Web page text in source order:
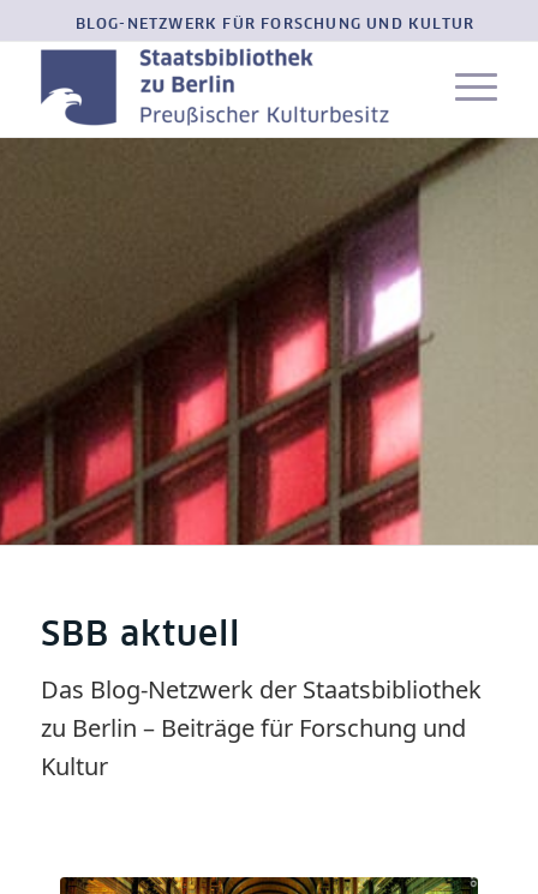
BLOG-NETZWERK FÜR FORSCHUNG UND KULTUR
SBB aktuell
Das Blog-Netzwerk der Staatsbibliothek
zu Berlin – Beiträge für Forschung und
Kultur